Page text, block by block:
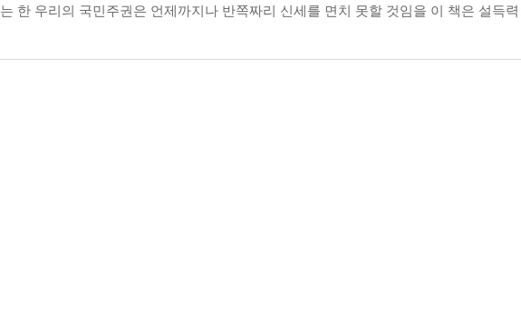
한 우리의 국민주권은 언제까지나 반쪽짜리 신세를 면치 못할 것임을 이 책은 설득